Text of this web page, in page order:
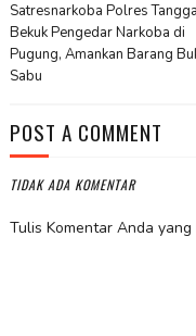
Satresnarkoba Polres
Bekuk Pengedar Narkoba di
Pugung, Amankan Barang
Sabu
POST A COMMENT
TIDAK ADA KOMENTAR
Tulis Komentar Anda